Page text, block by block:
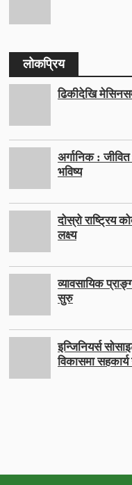
लोकप्रिय
ढिकीदेखि
अर्गानिक :
भविष्य
दोस्रो राष्ट्रिय
लक्ष्य
व्यावसायिक
सुरु
इन्जिनियर्स
विकासमा सहकार्य